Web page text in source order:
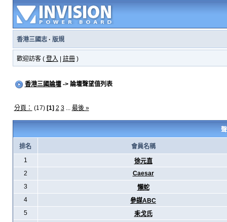
香港三國志· 版規
歡迎訪客 ( 登入 註冊)
香港三國論壇-> 論壇聲望值列表
分頁： (17) [1] 2 3... 最後 »
排名
會員名稱
1
徐元直
2
Caesar
3
懶蛇
4
參謀ABC
5
耒戈氏